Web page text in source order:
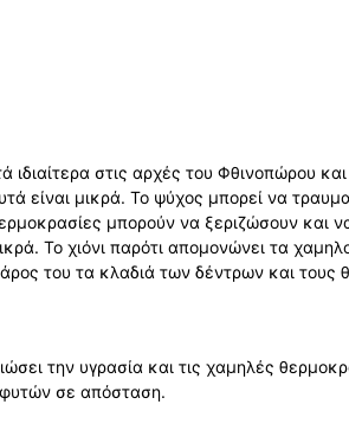
στις αρχές του Φθινοπώρου
είναι μικρά. To ψύχος μπορεί να
μπορούν να ξεριζώσουν και
Το χιόνι παρότι απομονώνει τα
του τα κλαδιά των δέντρων και τους
την υγρασία και τις χαμηλές
φυτών σε απόσταση.